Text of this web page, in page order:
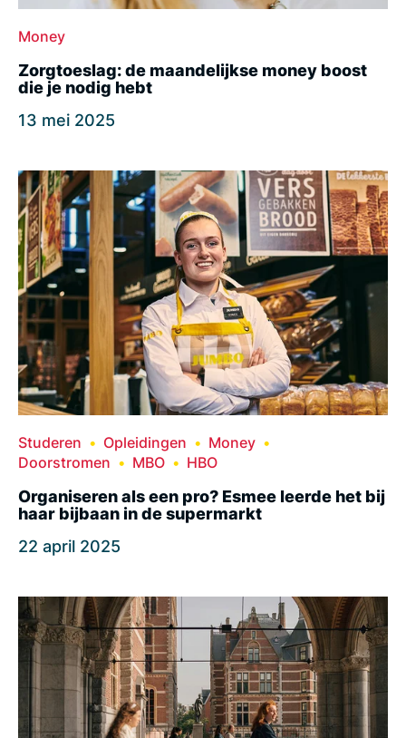
Money
Zorgtoeslag: de maandelijkse money boost
die je nodig hebt
13 mei 2025
Studeren Opleidingen
Money
Doorstromen
MBO HBO
Organiseren als een pro? Esmee leerde het bij
haar bijbaan in de supermarkt
22 april 2025